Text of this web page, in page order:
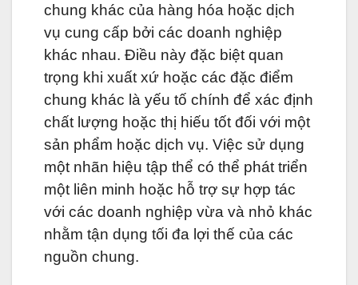
chung khác của hàng hóa hoặc dịch
vụ cung cấp bởi các doanh nghiệp
khác nhau. Điều này đặc biệt quan
trọng khi xuất xứ hoặc các đặc điểm
chung khác là yếu tố chính để xác định
chất lượng hoặc thị hiếu tốt đối với một
sản phẩm hoặc dịch vụ. Việc sử dụng
một nhãn hiệu tập thể có thể phát triển
một liên minh hoặc hỗ trợ sự hợp tác
với các doanh nghiệp vừa và nhỏ khác
nhằm tận dụng tối đa lợi thế của các
nguồn chung.